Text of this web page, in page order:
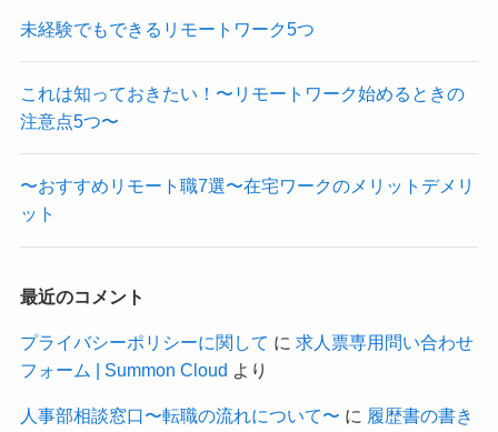
未経験でもできるリモートワーク5つ
これは知っておきたい！〜リモートワーク始めるときの
注意点5つ〜
〜おすすめリモート職7選〜在宅ワークのメリットデメリ
ット
最近のコメント
プライバシーポリシーに関して に 求人票専用問い合わせ
フォーム | Summon Cloud より
人事部相談窓口〜転職の流れについて〜 に 履歴書の書き